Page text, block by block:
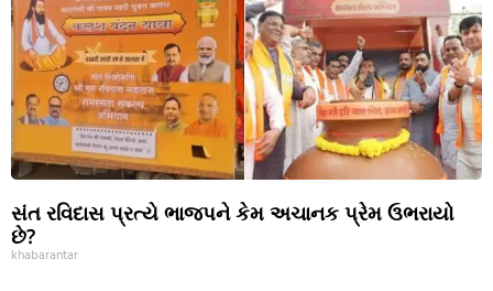
સંત રવિદાસ પ્રત્યે ભાજપને કેમ અચાનક પ્રેમ ઉભરાયો
છે?
khabarantar